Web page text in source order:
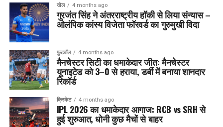
खेल 4 months ago
गुरजंत सिंह ने अंतरराष्ट्रीय हॉकी से लिया संन्यास –
ओलंपिक कांस्य विजेता फॉरवर्ड का गुरुमुखी विदा
फुटबॉल 4 months ago
मैनचेस्टर सिटी का धमाकेदार जीत: मैनचेस्टर
यूनाइटेड को 3–0 से हराया, डर्बी में बनाया शानदार
रिकॉर्ड
क्रिकेट 4 months ago
IPL 2026 का धमाकेदार आगाज: RCB vs SRH से
हुई शुरुआत, धोनी कुछ मैचों से बाहर